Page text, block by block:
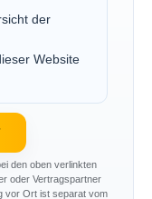
der
Website
den oben verlinkten
oder Vertragspartner
vor Ort ist separat vom